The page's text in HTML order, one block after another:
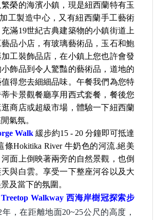
榮的海濱小鎮，現是紐西蘭特有玉
加工製造中心，又有紐西蘭手工藝術
滿19世紀古典建築物的小鎮街道上
品小店，有玻璃藝術品，玉石和鮑
工裝飾品店，在小鎮上您也許會發
飾品到令人驚豔的藝術品，道地的
得您去細細品味。午餐我們為您特
卡景觀餐廳享用西式套餐，餐後您
商店或超級市場，體驗一下紐西蘭
氣氛。
Walk 緩步約15 - 20 分鐘即可抵達
條Hokitika River 牛奶色的河流.絕美
面上倒映著兩旁的自然景觀，也倒
與白雲。享受一下整座河谷以及大
及當下的氛圍。
Treetop Walkway 西海岸樹冠探索步
年，在距離地面20~25公尺的高度，